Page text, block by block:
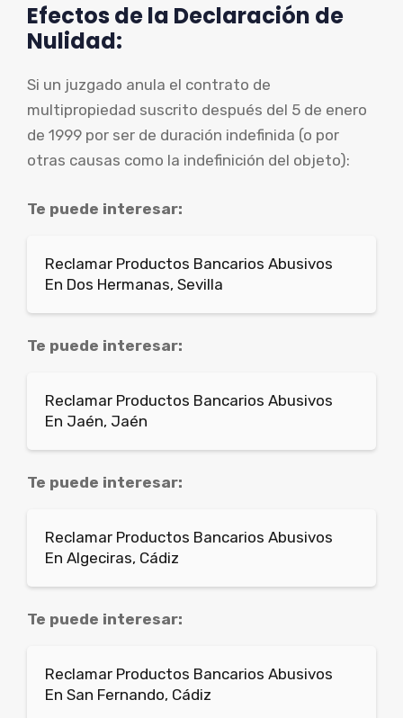
Efectos de la Declaración de
Nulidad:
Si un juzgado anula el contrato de
multipropiedad suscrito después del 5 de enero
de 1999 por ser de duración indefinida (o por
otras causas como la indefinición del objeto):
Te puede interesar:
Reclamar Productos Bancarios Abusivos
En Dos Hermanas, Sevilla
Te puede interesar:
Reclamar Productos Bancarios Abusivos
En Jaén, Jaén
Te puede interesar:
Reclamar Productos Bancarios Abusivos
En Algeciras, Cádiz
Te puede interesar:
Reclamar Productos Bancarios Abusivos
En San Fernando, Cádiz